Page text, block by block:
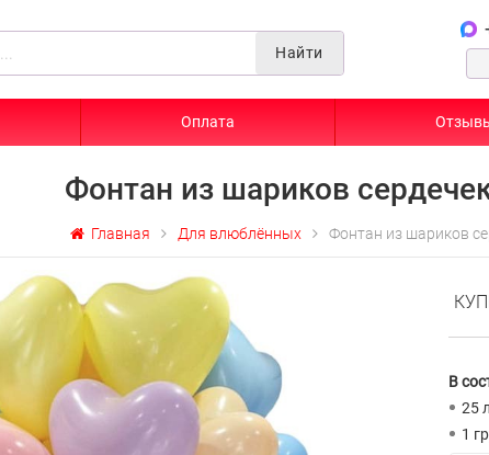
Найти
Оплата
Фонтан из шариков
Главная Для влюблённых Фонтан из шариков
В
25
1